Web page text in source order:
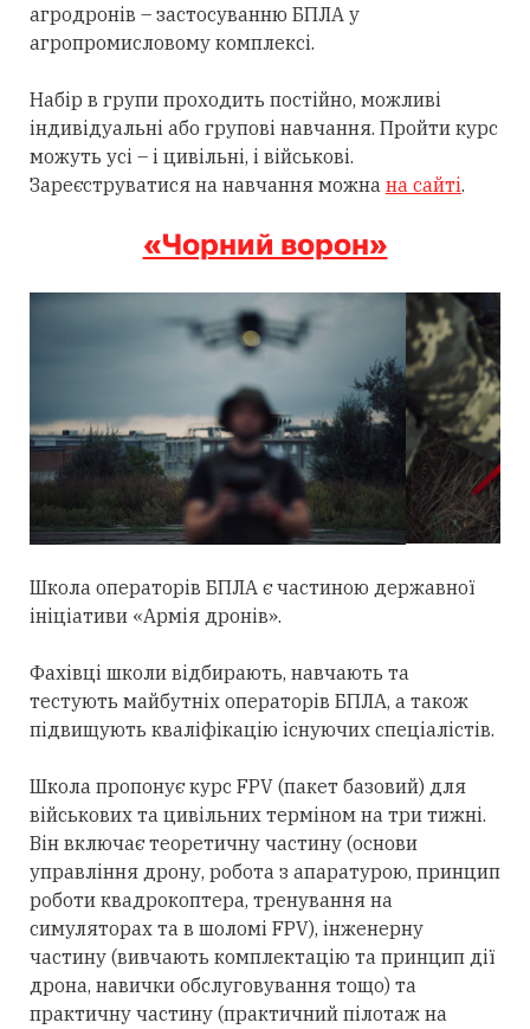
агродронів – застосуванню БПЛА у
агропромисловому комплексі.
Набір в групи проходить постійно, можливі
індивідуальні або групові навчання. Пройти курс
можуть усі – і цивільні, і військові.
Зареєструватися на навчання можна на сайті.
«Чорний ворон»
Школа операторів БПЛА є частиною державної
ініціативи «Армія дронів».
Фахівці школи відбирають, навчають та
тестують майбутніх операторів БПЛА, а також
підвищують кваліфікацію існуючих спеціалістів.
Школа пропонує курс FPV (пакет базовий) для
військових та цивільних терміном на три тижні.
Він включає теоретичну частину (основи
управління дрону, робота з апаратурою, принцип
роботи квадрокоптера, тренування на
симуляторах та в шоломі FPV), інженерну
частину (вивчають комплектацію та принцип дії
дрона, навички обслуговування тощо) та
практичну частину (практичний пілотаж на